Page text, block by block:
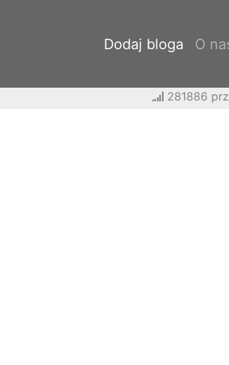
Dodaj bloga O
281886